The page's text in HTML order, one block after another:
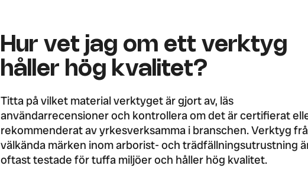
Hur vet jag om ett verktyg
håller hög kvalitet?
Titta på vilket material verktyget är gjort av, läs
användarrecensioner och kontrollera om det är certifierat
rekommenderat av yrkesverksamma i branschen. Verktyg
välkända märken inom arborist- och trädfällningsutrustning
oftast testade för tuffa miljöer och håller hög kvalitet.